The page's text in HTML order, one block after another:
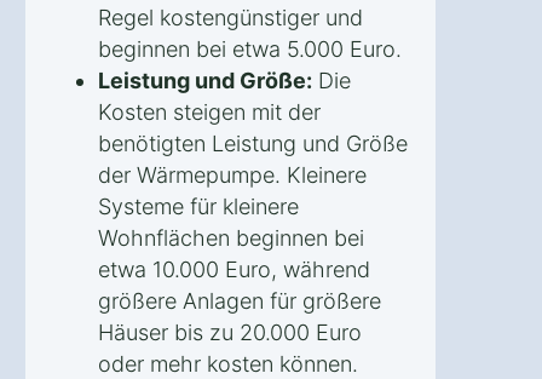
Regel kostengünstiger und
beginnen bei etwa 5.000 Euro.
Leistung und Größe: Die
Kosten steigen mit der
benötigten Leistung und Größe
der Wärmepumpe. Kleinere
Systeme für kleinere
Wohnflächen beginnen bei
etwa 10.000 Euro, während
größere Anlagen für größere
Häuser bis zu 20.000 Euro
oder mehr kosten können.